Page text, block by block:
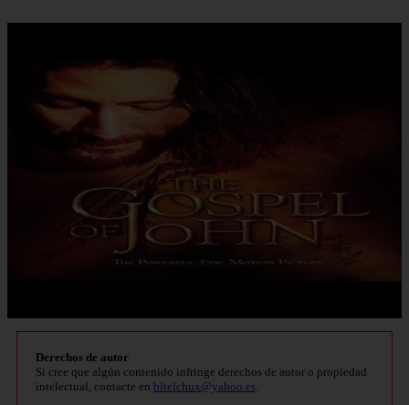
Derechos de autor
Si cree que algún contenido infringe derechos de autor o propiedad
intelectual, contacte en bitelchux@yahoo.es